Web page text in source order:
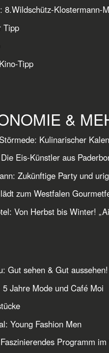
Klostermann-
Tipp
Tipp
&
Kulinarischer
Eis-Künstler aus
Zukünftige Party und
zum Westfalen
Von Herbst bis Winter!
Gut sehen & Gut aussehen!
Jahre Mode und Café Moi
Young Fashion Men
Programm im